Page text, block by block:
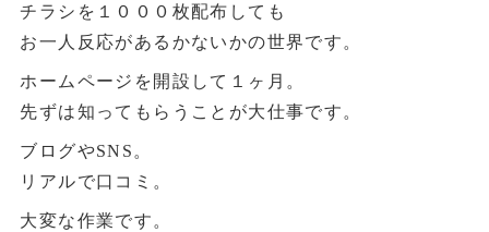
チラシを１０００枚配布しても
お一人反応があるかないかの世界です。
ホームページを開設して１ヶ月。
先ずは知ってもらうことが大仕事です。
ブログやSNS。
リアルで口コミ。
大変な作業です。